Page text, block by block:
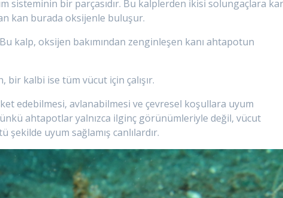
sisteminin bir parçasıdır. Bu kalplerden ikisi solungaçlara
kan burada oksijenle buluşur.
kalp, oksijen bakımından zenginleşen kanı ahtapotun
kalbi ise tüm vücut için çalışır.
edebilmesi, avlanabilmesi ve çevresel koşullara uyum
ahtapotlar yalnızca ilginç görünümleriyle değil, vücut
şekilde uyum sağlamış canlılardır.